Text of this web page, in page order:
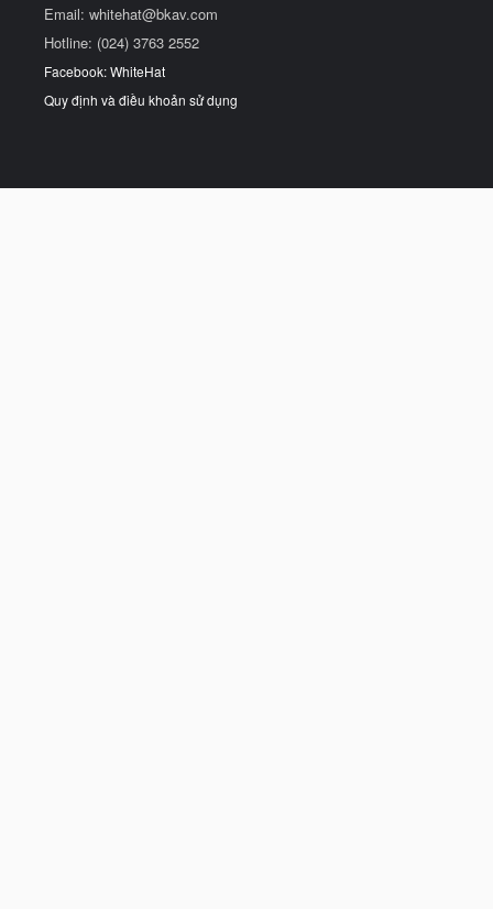
Email: whitehat@bkav.com
Hotline: (024) 3763 2552
Facebook: WhiteHat
Quy định và điều khoản sử dụng